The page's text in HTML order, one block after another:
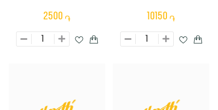
2500 ֏ 10150 ֏